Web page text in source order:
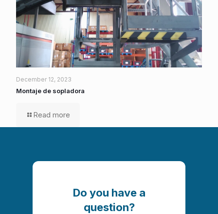
December 12, 2023
Montaje de sopladora
Read more
Do you have a
question?